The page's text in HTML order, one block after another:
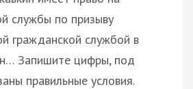
службы по призыву
гражданской службой в
Запишите цифры, под
правильные условия.